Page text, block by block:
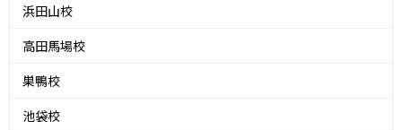
浜田山校
高田馬場校
巣鴨校
池袋校